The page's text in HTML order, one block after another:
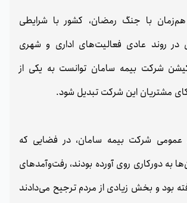
با جنگ رمضان، کشور با شرایطی
در روند عادی فعالیت‌های اداری و شهری
شرکت بیمه سامان توانست به یکی از
مشتریان این شرکت تبدیل شود.
عمومی شرکت بیمه سامان، در فضایی که
به دورکاری روی آورده بودند، رفت‌وآمدهای
بود و بخش زیادی از مردم ترجیح می‌دادند